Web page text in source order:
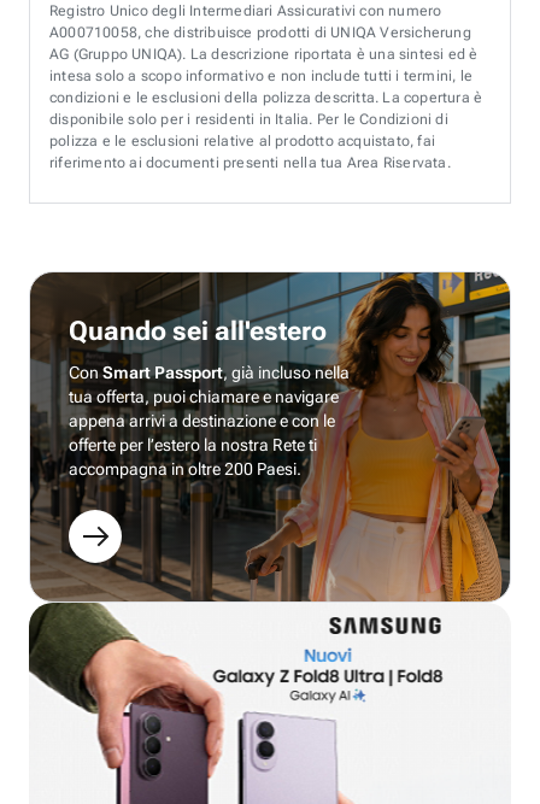
Registro Unico degli Intermediari Assicurativi con numero
A000710058, che distribuisce prodotti di UNIQA Versicherung
AG (Gruppo UNIQA). La descrizione riportata è una sintesi ed è
intesa solo a scopo informativo e non include tutti i termini, le
condizioni e le esclusioni della polizza descritta. La copertura è
disponibile solo per i residenti in Italia. Per le Condizioni di
polizza e le esclusioni relative al prodotto acquistato, fai
riferimento ai documenti presenti nella tua Area Riservata.
Quando sei all'estero
ConSmart Passport, già incluso nella
tua offerta, puoi chiamare e navigare
appena arrivi a destinazione e con le
offerte per l’estero la nostra Rete ti
accompagna in oltre 200 Paesi.